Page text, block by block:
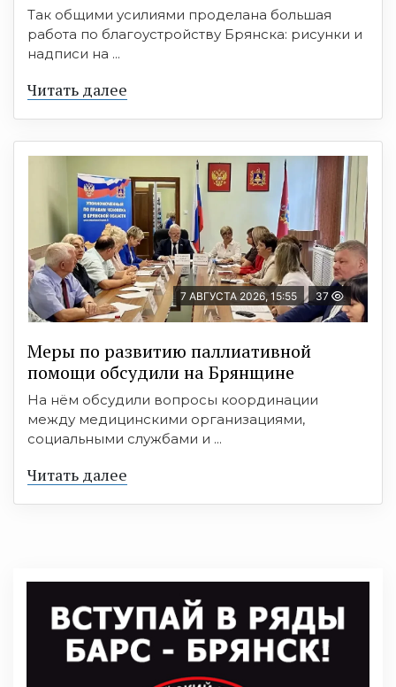
Так общими усилиями проделана большая
работа по благоустройству Брянска: рисунки и
надписи на ...
Читать далее
7 АВГУСТА 2026, 15:55 37
Меры по развитию паллиативной
помощи обсудили на Брянщине
На нём обсудили вопросы координации
между медицинскими организациями,
социальными службами и ...
Читать далее